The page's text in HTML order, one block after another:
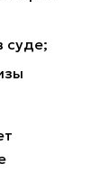
суде;